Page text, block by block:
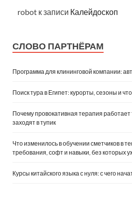
robot к записи Калейдоскоп
СЛОВО ПАРТНЁРАМ
Программа для клининговой компании:
Поиск тура в Египет: курорты, сезоны и
Почему провокативная терапия
заходят в тупик
Что изменилось в обучении сметчиков в
требования, софт и навыки, без которых
Курсы китайского языка с нуля: с чего